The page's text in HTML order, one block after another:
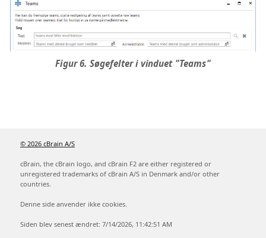
Figur 6. Søgefelter i vinduet "Teams"
© 2026 cBrain A/S
cBrain, the cBrain logo, and cBrain F2 are either registered or
unregistered trademarks of cBrain A/S in Denmark and/or other
countries.
Denne side anvender ikke cookies.
Siden blev senest ændret: 7/14/2026, 11:42:51 AM